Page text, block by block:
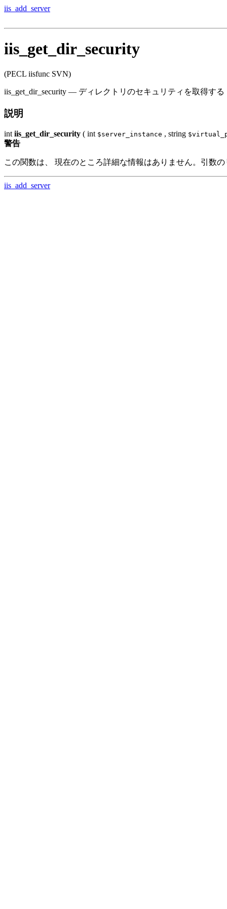
iis_add_server
iis_get_dir_security
(PECL iisfunc SVN)
iis_get_dir_security — ディレクトリのセキュリティを取得する
説明
int iis_get_dir_security ( int $server_instance , string
警告
この関数は、 現在のところ詳細な情報はありません。引数
iis_add_server